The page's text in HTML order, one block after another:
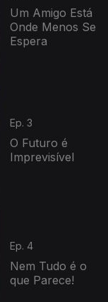
Um Amigo Está
Onde Menos Se
Espera
Ep. 3
O Futuro é
Imprevisível
Ep. 4
Nem Tudo é o
que Parece!